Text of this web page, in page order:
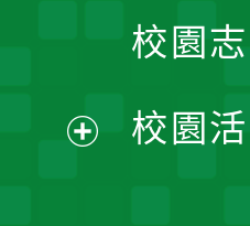
單
校園
校園